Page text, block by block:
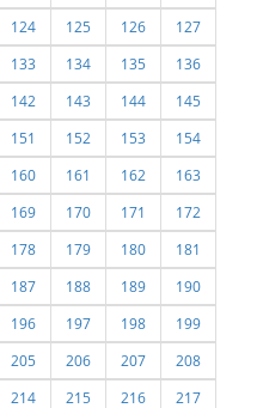
124 125 126
127
133 134 135
136
142 143 144
145
151 152 153
154
160 161 162
163
169 170 171
172
178 179 180
181
187 188 189
190
196 197 198
199
205 206 207
208
214 215 216
217